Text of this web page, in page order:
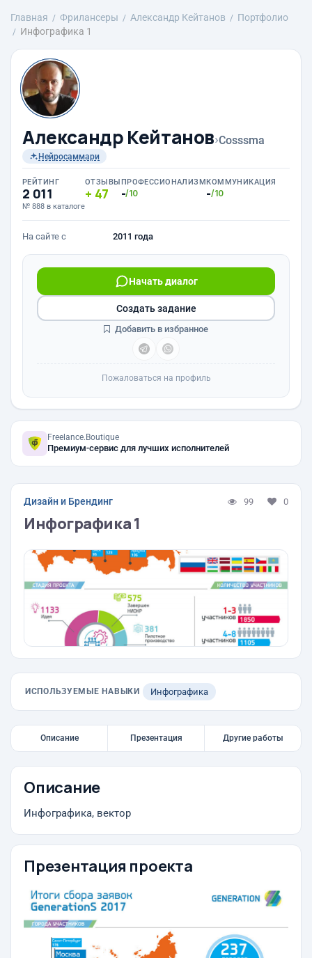
Главная Фрилансеры Александр Кейтанов
Портфолио
Инфографика 1
Александр Кейтанов›Cosssma
Нейросаммари
РЕЙТИНГ
2 011
№ 888 в каталоге
ОТЗЫВЫ
47
ПРОФЕССИОНАЛИЗМ
-/10
КОММУНИКАЦИЯ
-/10
На сайте с 2011 года
Начать диалог
Создать задание
Добавить в избранное
Пожаловаться на профиль
Freelance.Boutique
Премиум-сервис для лучших исполнителей
Дизайн и Брендинг 99 0
Инфографика 1
ИСПОЛЬЗУЕМЫЕ НАВЫКИ Инфографика
Описание Презентация Другие работы
Описание
Инфографика, вектор
Презентация проекта